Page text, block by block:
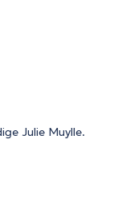
Julie Muylle.